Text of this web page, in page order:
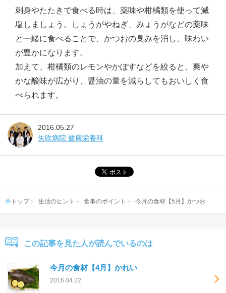
刺身やたたきで食べる時は、薬味や柑橘類を使って減
塩しましょう。しょうがやねぎ、みょうがなどの薬味
と一緒に食べることで、かつおの臭みを消し、味わい
が豊かになります。
加えて、柑橘類のレモンやかぼすなどを絞ると、爽や
かな酸味が広がり、醤油の量を減らしてもおいしく食
べられます。
2016.05.27
矢吹病院 健康栄養科
トップ 生活のヒント 食事のポイント 今月の食材【5月】かつお
この記事を見た人が読んでいるのは
今月の食材【4月】かれい
2016.04.22